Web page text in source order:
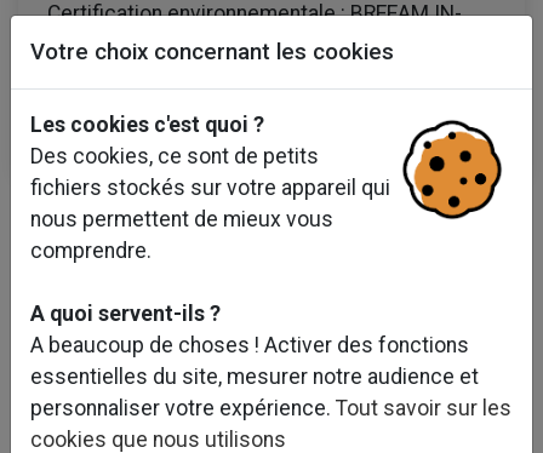
Certification environnementale : BREEAM IN-
USE VERY GOOD au niveau Excellent visée.
Votre choix concernant les cookies
Les cookies c'est quoi ?
Des cookies, ce sont de petits
fichiers stockés sur votre appareil qui
nous permettent de mieux vous
comprendre.
A quoi servent-ils ?
A beaucoup de choses ! Activer des fonctions
essentielles du site, mesurer notre audience et
personnaliser votre expérience. Tout savoir sur les
cookies que nous utilisons